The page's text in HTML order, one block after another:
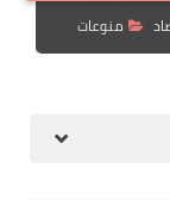
منوعات